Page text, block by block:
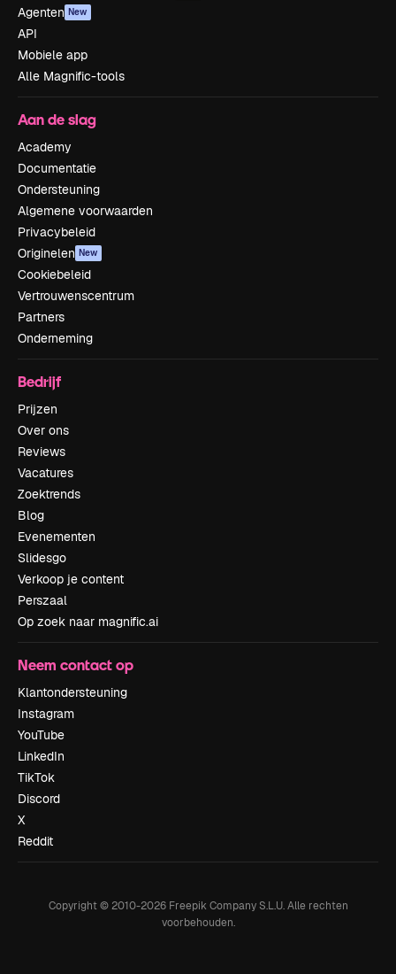
Agenten New
API
Mobiele app
Alle Magnific-tools
Aan de slag
Academy
Documentatie
Ondersteuning
Algemene voorwaarden
Privacybeleid
Originelen New
Cookiebeleid
Vertrouwenscentrum
Partners
Onderneming
Bedrijf
Prijzen
Over ons
Reviews
Vacatures
Zoektrends
Blog
Evenementen
Slidesgo
Verkoop je content
Perszaal
Op zoek naar magnific.ai
Neem contact op
Klantondersteuning
Instagram
YouTube
LinkedIn
TikTok
Discord
X
Reddit
Copyright © 2010-2026Freepik Company S.L.U. Alle rechten
voorbehouden.